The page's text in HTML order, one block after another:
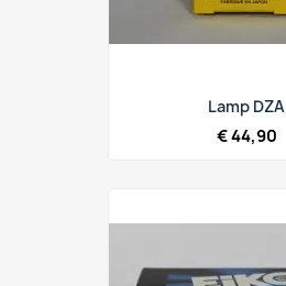
Lamp DZA
€ 44,90